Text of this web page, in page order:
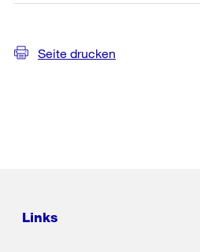
Seite drucken
Links